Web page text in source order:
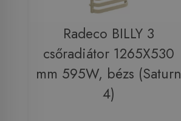
Radeco BILLY 3
csőradiátor 1265X530
mm 595W, bézs (Saturn
4)